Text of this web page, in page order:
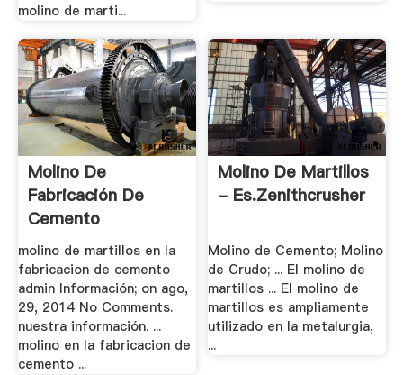
molino de marti...
Molino De
Fabricación De
Cemento
molino de martillos en la
fabricacion de cemento
admin Información; on ago,
29, 2014 No Comments.
nuestra información. ...
molino en la fabricacion de
cemento ...
Molino De Martillos
- Es.zenithcrusher
Molino de Cemento; Molino
de Crudo; ... El molino de
martillos ... El molino de
martillos es ampliamente
utilizado en la metalurgia,
...